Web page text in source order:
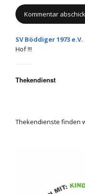
Alternative:
SV Böddiger 1973 e.V.
Hof !!!
Thekendienst
Thekendienste finden